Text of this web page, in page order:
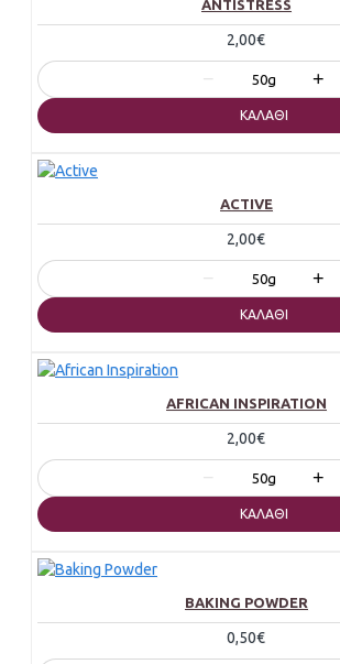
ANTISTRESS
2,00€
− 50g +
ΚΑΛΆΘΙ
ACTIVE
2,00€
− 50g +
ΚΑΛΆΘΙ
AFRICAN INSPIRATION
2,00€
− 50g +
ΚΑΛΆΘΙ
BAKING POWDER
0,50€